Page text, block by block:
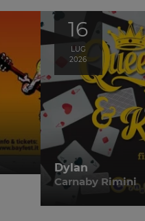
16
LUG
2026
Dylan
Carnaby Rimini